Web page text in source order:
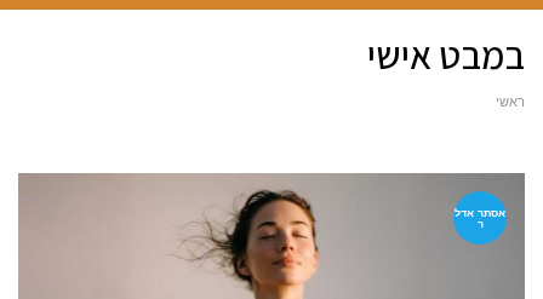
במבט אישי
ראשי
אסתר אדל
ר